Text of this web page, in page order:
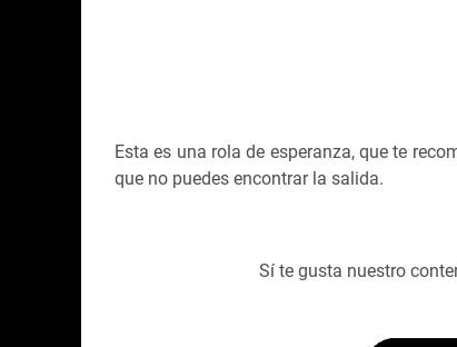
Esta es una rola de esperanza, que te
que no puedes encontrar la salida.
Sí te gusta nuestro